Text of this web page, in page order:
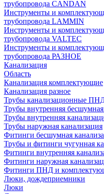
трубопровода CANDAN
Инструменты и
трубопровода LAMMIN
Инструменты и
трубопровода VALTEC
Инструменты и
трубопровода РАЗНОЕ
Канализация
Область
Канализация комплектующие
Канализация разное
Трубы канализационные
Трубы внутренняя
Трубы внутренняя
Трубы наружная канализация
Фитинги бесшумная
Трубы и фитинги чугунная
Фитинги внутренняя
Фитинги наружная
Фитинги ПНД и
Люки, дождеприемники
Люки